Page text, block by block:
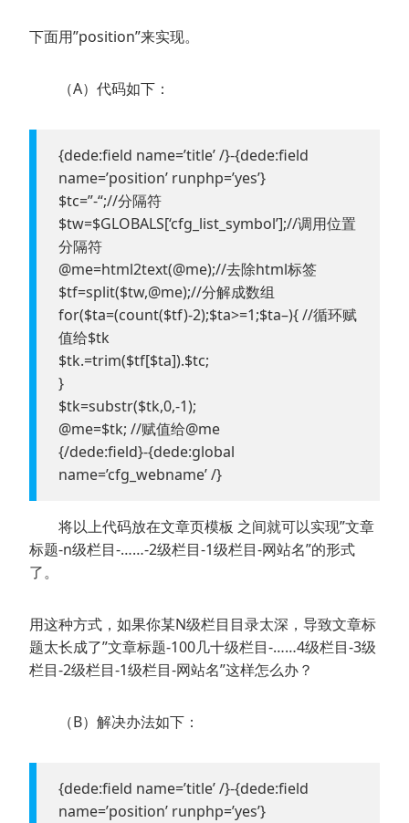
下面用”position”来实现。
（A）代码如下：
{dede:field name=’title’ /}-{dede:field
name=’position’ runphp=’yes’}
$tc=”-“;//分隔符
$tw=$GLOBALS[‘cfg_list_symbol’];//调用位置
分隔符
@me=html2text(@me);//去除html标签
$tf=split($tw,@me);//分解成数组
for($ta=(count($tf)-2);$ta>=1;$ta–){ //循环赋
值给$tk
$tk.=trim($tf[$ta]).$tc;
}
$tk=substr($tk,0,-1);
@me=$tk; //赋值给@me
{/dede:field}-{dede:global
name=’cfg_webname’ /}
将以上代码放在文章页模板 之间就可以实现”文章
标题-n级栏目-……-2级栏目-1级栏目-网站名”的形式
了。
用这种方式，如果你某N级栏目目录太深，导致文章标
题太长成了”文章标题-100几十级栏目-……4级栏目-3级
栏目-2级栏目-1级栏目-网站名”这样怎么办？
（B）解决办法如下：
{dede:field name=’title’ /}-{dede:field
name=’position’ runphp=’yes’}